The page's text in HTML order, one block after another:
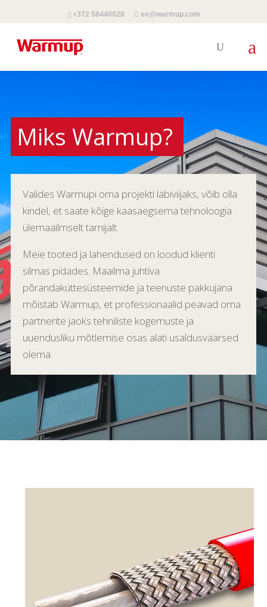
+372 58440028 ee@warmup.com
Miks Warmup?
Valides Warmupi oma projekti läbiviijaks, võib olla
kindel, et saate kõige kaasaegsema tehnoloogia
ülemaailmselt tarnijalt.
Meie tooted ja lahendused on loodud klienti
silmas pidades. Maailma juhtiva
põrandaküttesüsteemide ja teenuste pakkujana
mõistab Warmup, et professionaalid peavad oma
partnerite jaoks tehniliste kogemuste ja
uuendusliku mõtlemise osas alati usaldusväärsed
olema.